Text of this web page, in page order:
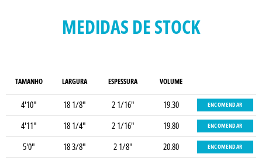
MEDIDAS DE STOCK
TAMANHO LARGURA ESPESSURA VOLUME
4'10" 18 1/8" 2 1/16" 19.30 ENCOMENDAR
4'11" 18 1/4" 2 1/16" 19.80 ENCOMENDAR
5'0" 18 3/8" 2 1/8" 20.80 ENCOMENDAR